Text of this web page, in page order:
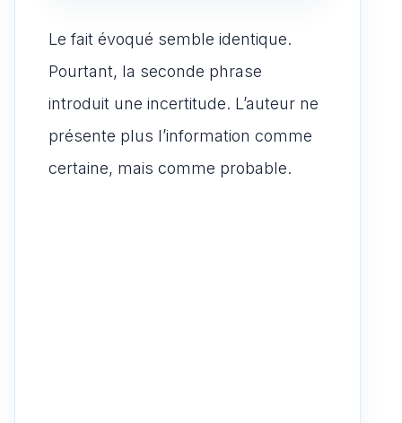
Le fait évoqué semble identique.
Pourtant, la seconde phrase
introduit une incertitude. L’auteur ne
présente plus l’information comme
certaine, mais comme probable.